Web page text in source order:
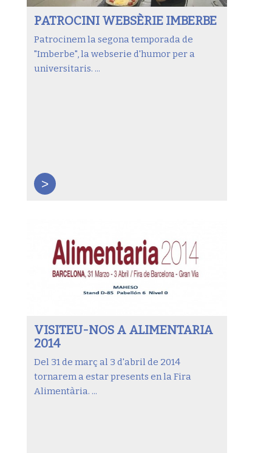
PATROCINI WEBSÈRIE IMBERBE
Patrocinem la segona temporada de
"Imberbe", la webserie d'humor per a
universitaris. ...
>
VISITEU-NOS A ALIMENTARIA
2014
Del 31 de març al 3 d'abril de 2014
tornarem a estar presents en la Fira
Alimentària. ...